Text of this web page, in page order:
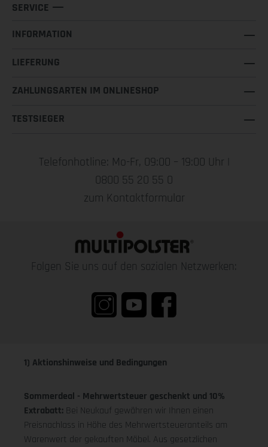
SERVICE
INFORMATION
LIEFERUNG
ZAHLUNGSARTEN IM ONLINESHOP
TESTSIEGER
Telefonhotline: Mo-Fr, 09:00 – 19:00 Uhr |
0800 55 20 55 0
zum Kontaktformular
Folgen Sie uns auf den sozialen Netzwerken:
1) Aktionshinweise und Bedingungen
Sommerdeal - Mehrwertsteuer geschenkt und 10%
Extrabatt: Bei Neukauf gewähren wir Ihnen einen
Preisnachlass in Höhe des Mehrwertsteueranteils am
Warenwert der gekauften Möbel. Aus gesetzlichen